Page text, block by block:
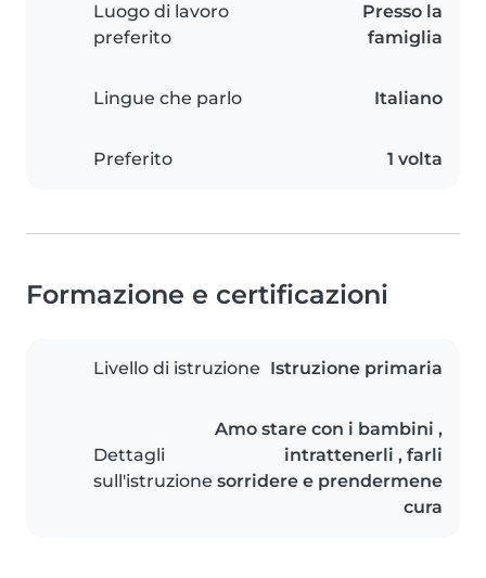
Luogo di lavoro
preferito
Presso la
famiglia
Lingue che parlo Italiano
Preferito 1 volta
Formazione e certificazioni
Livello di istruzione Istruzione primaria
Dettagli
sull'istruzione
Amo stare con i bambini ,
intrattenerli , farli
sorridere e prendermene
cura